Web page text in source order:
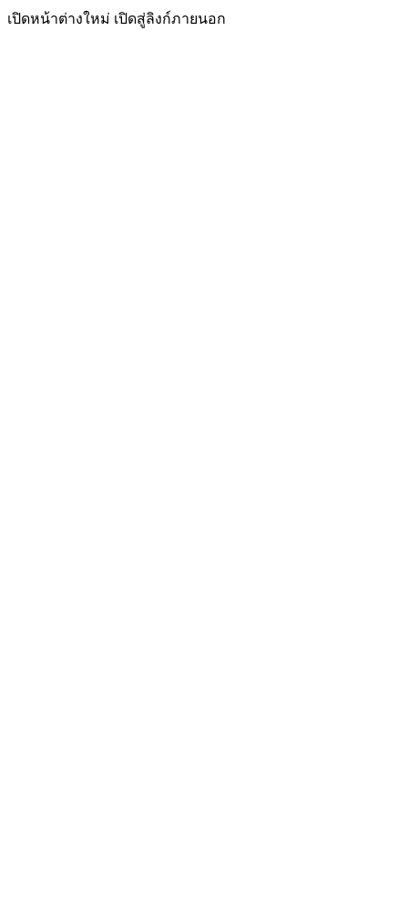
เปิดหน้าต่างใหม่ เปิดสู่ลิงก์ภายนอก